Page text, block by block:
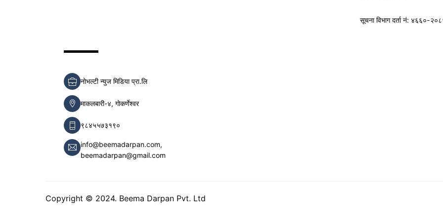
सूचना विभागदर्ता नं: ४६६०-
नोभल्टी न्युज मिडिया प्रा.लि
माकलबारी-४, गोकर्णेश्वर
९८४५५७३१९०
info@beemadarpan.com,
beemadarpan@gmail.com
Copyright © 2024. Beema Darpan Pvt. Ltd